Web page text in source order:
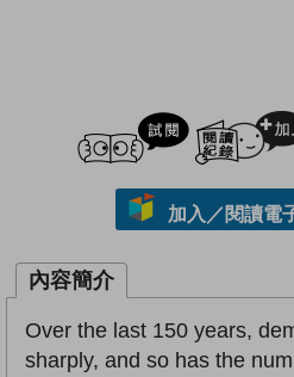
試閲
加入／閱讀電
內容簡介
Over the last 150 years,
sharply, and so has the